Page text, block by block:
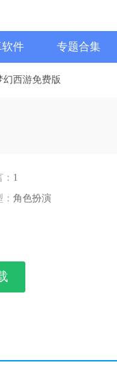
件 专题合集
幻西游免费版
1
：角色扮演